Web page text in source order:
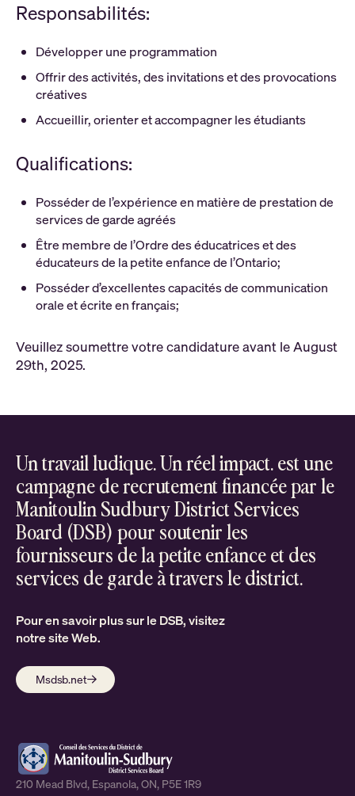
Responsabilités:
Développer une programmation
Offrir des activités, des invitations et des provocations
créatives
Accueillir, orienter et accompagner les étudiants
Qualifications:
Posséder de l’expérience en matière de prestation de
services de garde agréés
Être membre de l’Ordre des éducatrices et des
éducateurs de la petite enfance de l’Ontario;
Posséder d’excellentes capacités de communication
orale et écrite en français;
Veuillez soumettre votre candidature avant le August
29th, 2025.
Un travail ludique. Un réel impact. est une
campagne de recrutement financée par le
Manitoulin Sudbury District Services
Board (DSB) pour soutenir les
fournisseurs de la petite enfance et des
services de garde à travers le district.
Pour en savoir plus sur le DSB, visitez
notre site Web.
Msdsb.net
Aller
210 Mead Blvd, Espanola, ON, P5E 1R9